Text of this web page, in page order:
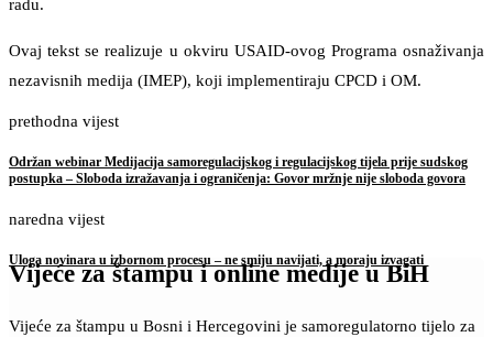
radu.
Ovaj tekst se realizuje u okviru USAID-ovog Programa osnaživanja
nezavisnih medija (IMEP), koji implementiraju CPCD i OM.
prethodna vijest
Održan webinar Medijacija samoregulacijskog i regulacijskog tijela prije sudskog
postupka – Sloboda izražavanja i ograničenja: Govor mržnje nije sloboda govora
naredna vijest
Uloga novinara u izbornom procesu – ne smiju navijati, a moraju izvagati
Vijeće za štampu i online medije u BiH
Vijeće za štampu u Bosni i Hercegovini je samoregulatorno tijelo za